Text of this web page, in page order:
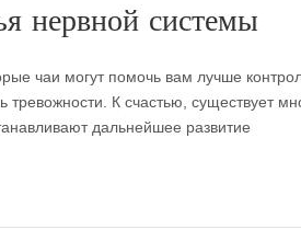
нервной системы
чаи могут помочь вам лучше
К счастью, существует
дальнейшее развитие